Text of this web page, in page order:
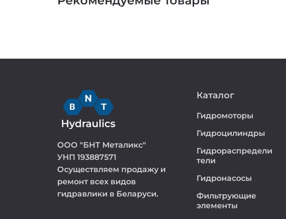
ООО "БНТ Металикс"
УНП 193887571
Осуществляем продажу и
ремонт всех видов
гидравлики в Беларуси.
Каталог
Гидромоторы
Гидроцилиндры
Гидрораспредели
тели
Гидронасосы
Фильтрующие
элементы